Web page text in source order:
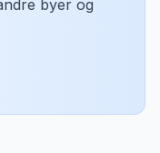
byer og